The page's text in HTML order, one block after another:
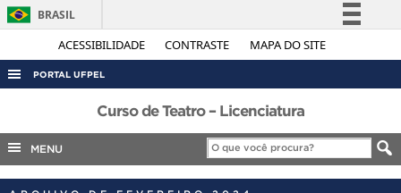
ACESSIBILIDADE CONTRASTE MAPA DO SITE
BRASIL
Simplifique!
Legislação
Canais
PORTAL UFPEL
ACESSO À INFORMAÇÃO
AUDITORIA
COBALTO
Curso de Teatro – Licenciatura
MENU